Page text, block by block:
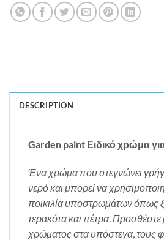
DESCRIPTION
Garden paint Ειδικό χρώμα
Ένα χρώμα που στεγνώνει
νερό και μπορεί να
ποικιλία υποστρωμάτων όπως
τερακότα και πέτρα. Προσθέστε
χρώματος στα υπόστεγα, τους